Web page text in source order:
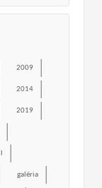
2009
2014
2019
galéria